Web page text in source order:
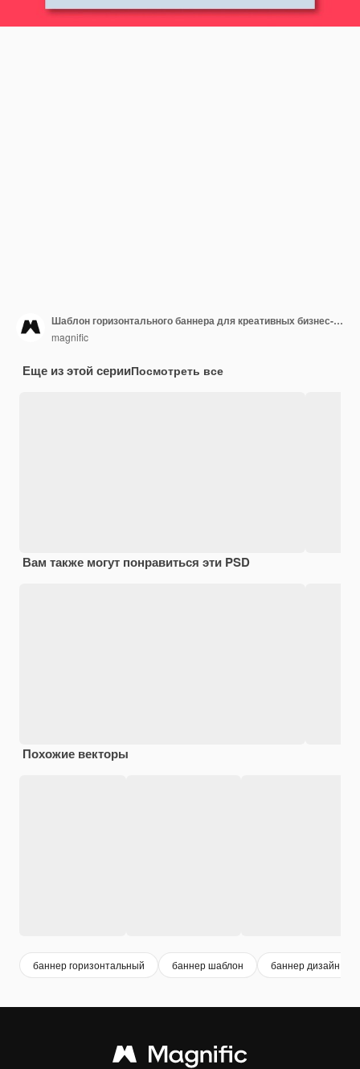
Шаблон горизонтального баннера для креативных бизнес-решений
magnific
Еще из этой серииПосмотреть все
Вам также могут понравиться эти PSD
Похожие векторы
баннер горизонтальный баннер шаблон баннер дизайн